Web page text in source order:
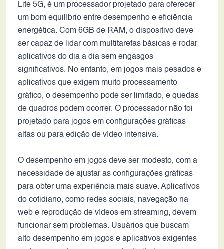
Lite 5G, é um processador projetado para oferecer
um bom equilíbrio entre desempenho e eficiência
energética. Com 6GB de RAM, o dispositivo deve
ser capaz de lidar com multitarefas básicas e rodar
aplicativos do dia a dia sem engasgos
significativos. No entanto, em jogos mais pesados e
aplicativos que exigem muito processamento
gráfico, o desempenho pode ser limitado, e quedas
de quadros podem ocorrer. O processador não foi
projetado para jogos em configurações gráficas
altas ou para edição de vídeo intensiva.
O desempenho em jogos deve ser modesto, com a
necessidade de ajustar as configurações gráficas
para obter uma experiência mais suave. Aplicativos
do cotidiano, como redes sociais, navegação na
web e reprodução de vídeos em streaming, devem
funcionar sem problemas. Usuários que buscam
alto desempenho em jogos e aplicativos exigentes